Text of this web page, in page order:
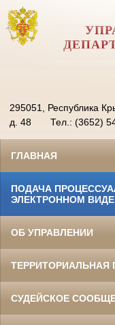
295051, Республика
д. 48
Тел.: (3652)
ГЛАВНАЯ
ПОДАЧА
ЭЛЕКТРОННОМ ВИДЕ
ОБ УПРАВЛЕНИИ
ТЕРРИТОРИАЛЬНАЯ
СУДЕЙСКОЕ